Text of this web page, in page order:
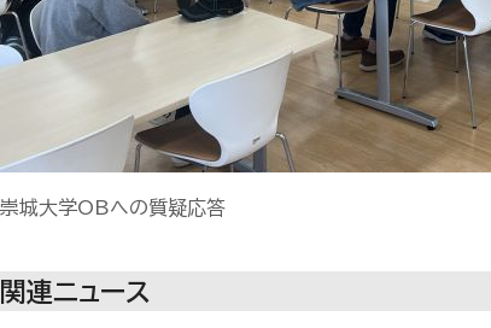
崇城大学OBへの質疑応答
関連ニュース